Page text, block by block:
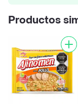
Productos